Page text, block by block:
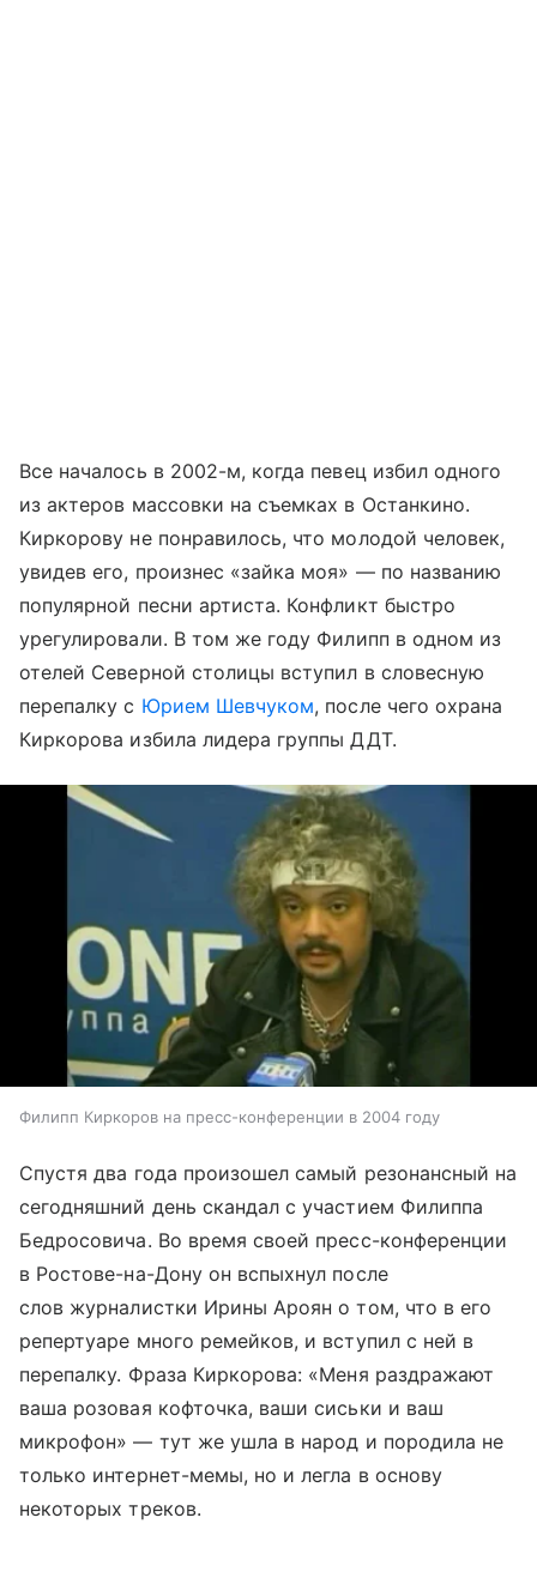
Все началось в 2002-м, когда певец избил одного
из актеров массовки на съемках в Останкино.
Киркорову не понравилось, что молодой человек,
увидев его, произнес «зайка моя» — по названию
популярной песни артиста. Конфликт быстро
урегулировали. В том же году Филипп в одном из
отелей Северной столицы вступил в словесную
перепалку с Юрием Шевчуком, после чего охрана
Киркорова избила лидера группы ДДТ.
Филипп Киркоров на пресс-конференции в 2004 году
Спустя два года произошел самый резонансный на
сегодняшний день скандал с участием Филиппа
Бедросовича. Во время своей пресс-конференции
в Ростове-на-Дону он вспыхнул после
слов журналистки Ирины Ароян о том, что в его
репертуаре много ремейков, и вступил с ней в
перепалку. Фраза Киркорова: «Меня раздражают
ваша розовая кофточка, ваши сиськи и ваш
микрофон» — тут же ушла в народ и породила не
только интернет-мемы, но и легла в основу
некоторых треков.